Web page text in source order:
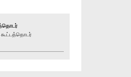
கூட்டத்தொடர்